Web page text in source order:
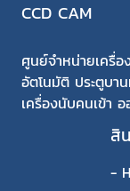
CCD CAM
ศูนย์จำหน่ายเครื่
อัตโนมัติ ประตูบา
เครื่องนับคนเข้า
สิ
-